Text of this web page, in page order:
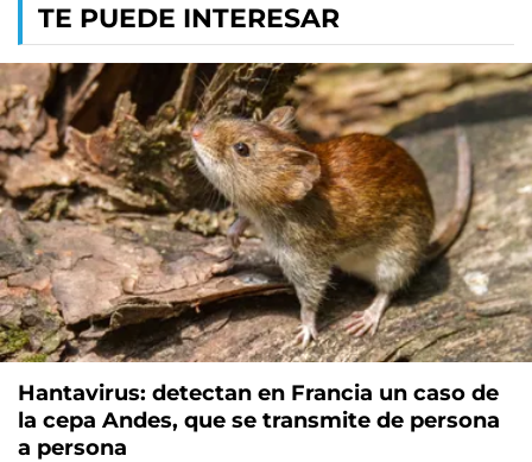
TE PUEDE INTERESAR
Hantavirus: detectan en Francia un caso de
la cepa Andes, que se transmite de persona
a persona